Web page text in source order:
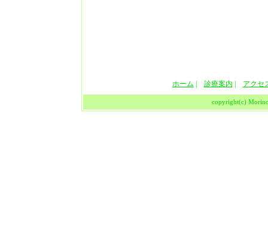
ホーム 診療案内 アクセ
copyright(c)